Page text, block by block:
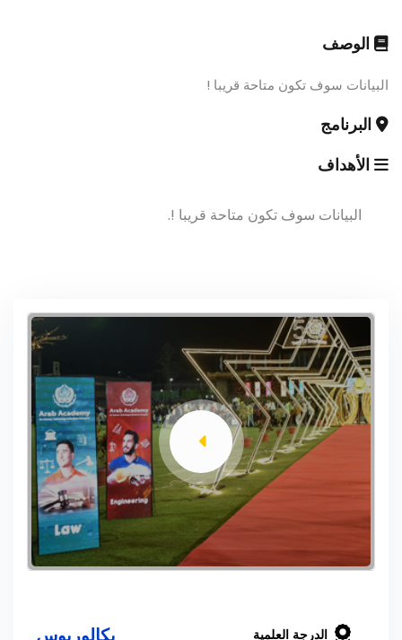
الوصف
البيانات سوف تكون متاحة قريبا !
البرنامج
الأهداف
البيانات سوف تكون متاحة قريبا !.
الدرجة العلمية